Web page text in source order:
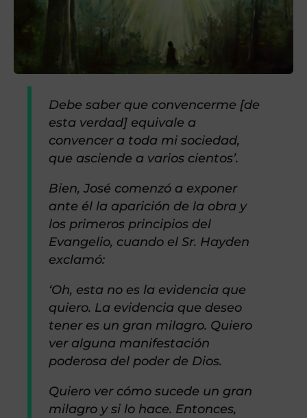
Debe saber que convencerme [de
esta verdad] equivale a
convencer a toda mi sociedad,
que asciende a varios cientos’.
Bien, José comenzó a exponer
ante él la aparición de la obra y
los primeros principios del
Evangelio, cuando el Sr. Hayden
exclamó:
‘Oh, esta no es la evidencia que
quiero. La evidencia que deseo
tener es un gran milagro. Quiero
ver alguna manifestación
poderosa del poder de Dios.
Quiero ver cómo sucede un gran
milagro y si lo hace. Entonces,